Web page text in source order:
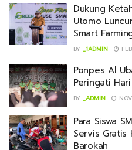
Dukung
Utomo
Smart
BY _1ADMIN
Ponpes Al
Peringati Hari
BY _ADMIN
Para Siswa
Servis Gratis
Barokah